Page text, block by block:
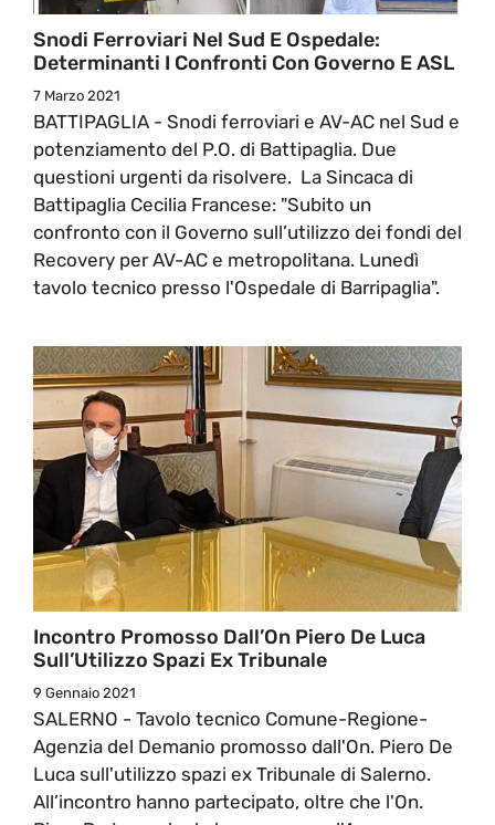
Snodi Ferroviari Nel Sud E Ospedale:
Determinanti I Confronti Con Governo E ASL
7 Marzo 2021
BATTIPAGLIA - Snodi ferroviari e AV-AC nel Sud e
potenziamento del P.O. di Battipaglia. Due
questioni urgenti da risolvere. La Sincaca di
Battipaglia Cecilia Francese: "Subito un
confronto con il Governo sull’utilizzo dei fondi del
Recovery per AV-AC e metropolitana. Lunedì
tavolo tecnico presso l'Ospedale di Barripaglia".
Incontro Promosso Dall’On Piero De Luca
Sull’Utilizzo Spazi Ex Tribunale
9 Gennaio 2021
SALERNO - Tavolo tecnico Comune-Regione-
Agenzia del Demanio promosso dall'On. Piero De
Luca sull'utilizzo spazi ex Tribunale di Salerno.
All’incontro hanno partecipato, oltre che l'On.